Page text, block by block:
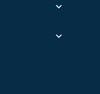

